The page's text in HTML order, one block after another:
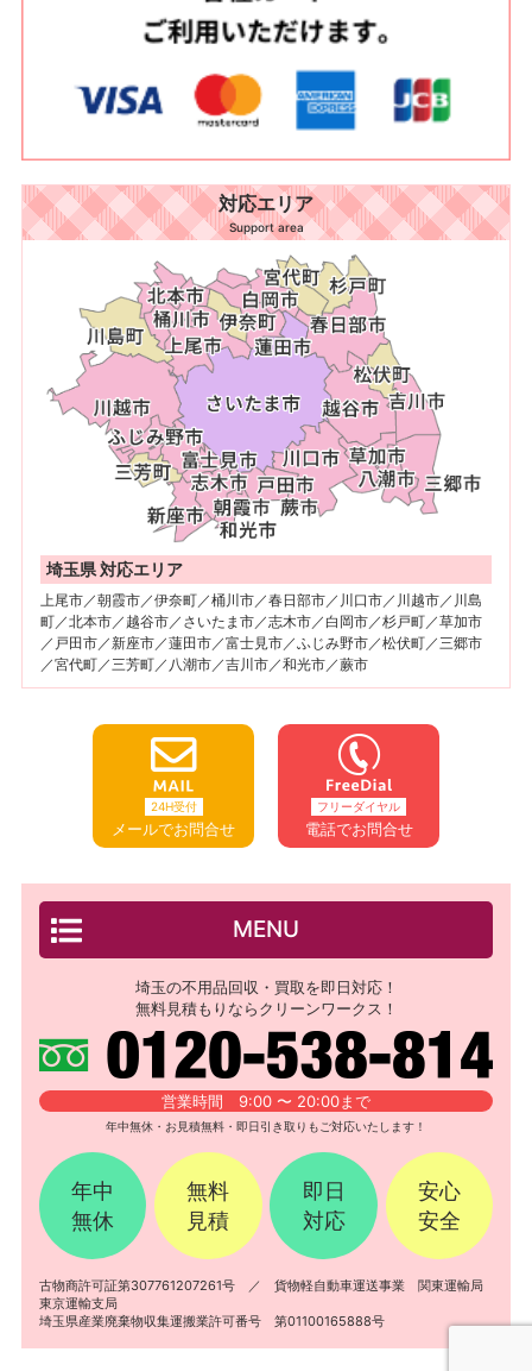
対応エリア
Support area
埼玉県 対応エリア
上尾市／朝霞市／伊奈町／桶川市／春日部市／川口市／川越市／川島
町／北本市／越谷市／さいたま市／志木市／白岡市／杉戸町／草加市
／戸田市／新座市／蓮田市／富士見市／ふじみ野市／松伏町／三郷市
／宮代町／三芳町／八潮市／吉川市／和光市／蕨市
24H受付
メールでお問合せ
フリーダイヤル
電話でお問合せ
MENU
埼玉の不用品回収・買取を即日対応！
無料見積もりならクリーンワークス！
営業時間 9:00 〜 20:00まで
年中無休・お見積無料・即日引き取りもご対応いたします！
年中
無休
無料
見積
即日
対応
安心
安全
古物商許可証第307761207261号 ／ 貨物軽自動車運送事業 関東運輸局
東京運輸支局
埼玉県産業廃棄物収集運搬業許可番号 第01100165888号